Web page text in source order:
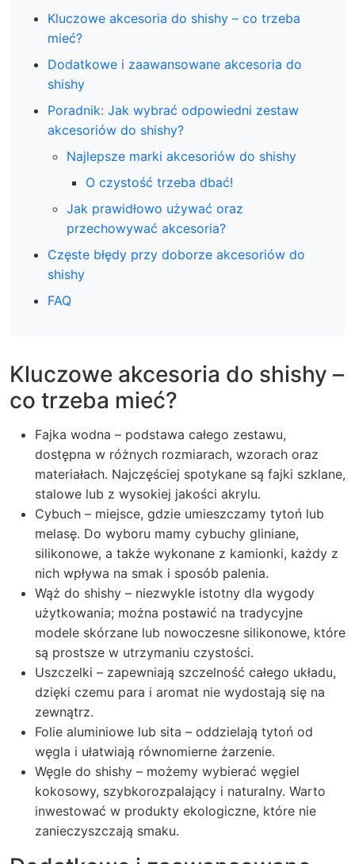
Kluczowe akcesoria do shishy – co trzeba
mieć?
Dodatkowe i zaawansowane akcesoria do
shishy
Poradnik: Jak wybrać odpowiedni zestaw
akcesoriów do shishy?
Najlepsze marki akcesoriów do shishy
O czystość trzeba dbać!
Jak prawidłowo używać oraz
przechowywać akcesoria?
Częste błędy przy doborze akcesoriów do
shishy
FAQ
Kluczowe akcesoria do shishy –
co trzeba mieć?
Fajka wodna – podstawa całego zestawu,
dostępna w różnych rozmiarach, wzorach oraz
materiałach. Najczęściej spotykane są fajki szklane,
stalowe lub z wysokiej jakości akrylu.
Cybuch – miejsce, gdzie umieszczamy tytoń lub
melasę. Do wyboru mamy cybuchy gliniane,
silikonowe, a także wykonane z kamionki, każdy z
nich wpływa na smak i sposób palenia.
Wąż do shishy – niezwykle istotny dla wygody
użytkowania; można postawić na tradycyjne
modele skórzane lub nowoczesne silikonowe, które
są prostsze w utrzymaniu czystości.
Uszczelki – zapewniają szczelność całego układu,
dzięki czemu para i aromat nie wydostają się na
zewnątrz.
Folie aluminiowe lub sita – oddzielają tytoń od
węgla i ułatwiają równomierne żarzenie.
Węgle do shishy – możemy wybierać węgiel
kokosowy, szybkorozpalający i naturalny. Warto
inwestować w produkty ekologiczne, które nie
zanieczyszczają smaku.